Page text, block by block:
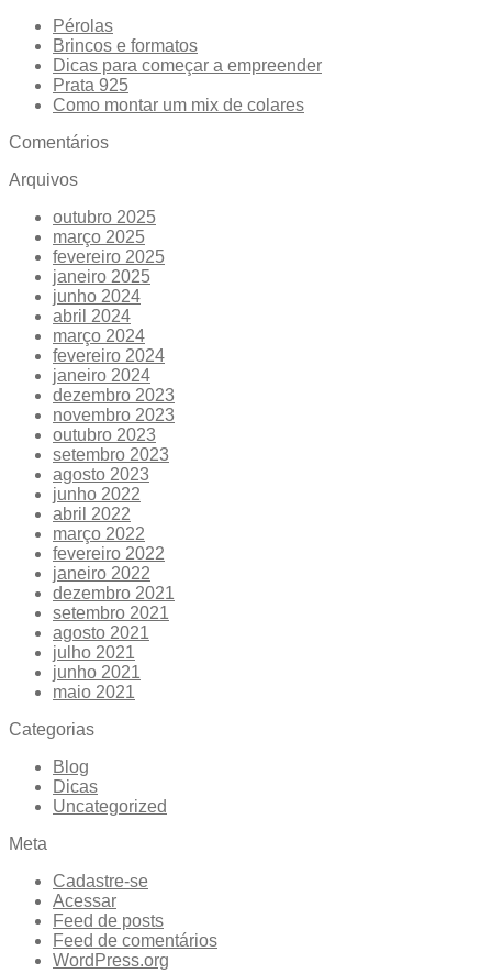
Pérolas
Brincos e formatos
Dicas para começar a empreender
Prata 925
Como montar um mix de colares
Comentários
Arquivos
outubro 2025
março 2025
fevereiro 2025
janeiro 2025
junho 2024
abril 2024
março 2024
fevereiro 2024
janeiro 2024
dezembro 2023
novembro 2023
outubro 2023
setembro 2023
agosto 2023
junho 2022
abril 2022
março 2022
fevereiro 2022
janeiro 2022
dezembro 2021
setembro 2021
agosto 2021
julho 2021
junho 2021
maio 2021
Categorias
Blog
Dicas
Uncategorized
Meta
Cadastre-se
Acessar
Feed de posts
Feed de comentários
WordPress.org